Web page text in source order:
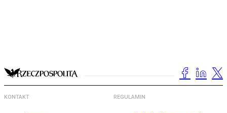
KONTAKT REGULAMIN